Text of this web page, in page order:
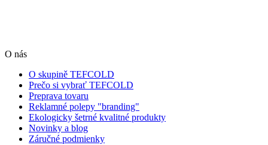
O nás
O skupině TEFCOLD
Prečo si vybrať TEFCOLD
Preprava tovaru
Reklamné polepy "branding"
Ekologicky šetrné kvalitné produkty
Novinky a blog
Záručné podmienky